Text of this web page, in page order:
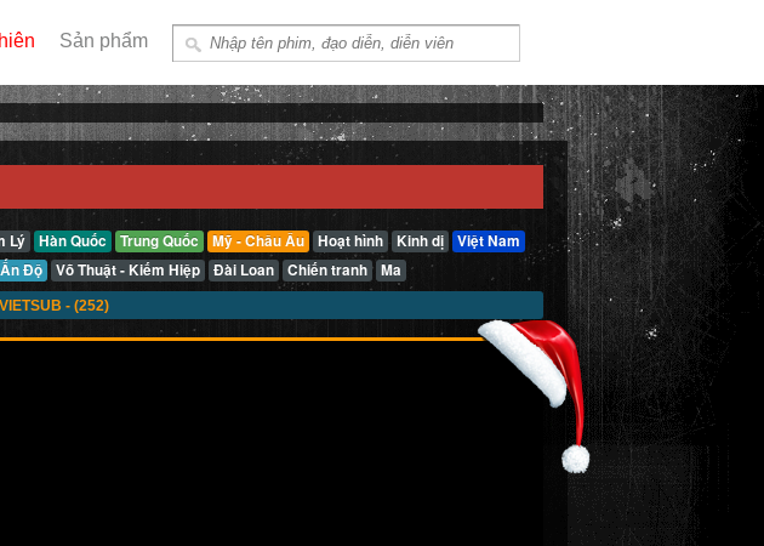
Sản phẩm
Lý Hàn Quốc Trung Quốc Mỹ - Châu Âu Hoạt hình Kinh dị
Việt Nam
Ấn Độ Võ Thuật - Kiếm Hiệp Đài Loan Chiến tranh Ma
- (252)